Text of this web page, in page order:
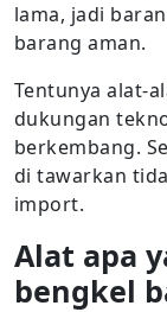
lama, jadi
barang aman.
Tentunya alat-
dukungan
berkembang.
di tawarkan
import.
Alat apa
bengkel